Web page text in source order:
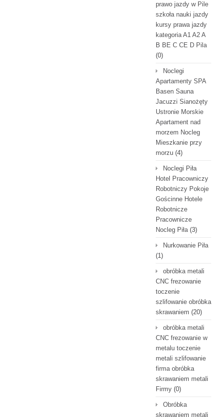
prawo jazdy w Pile
szkoła nauki jazdy
kursy prawa jazdy
kategoria A1 A2 A
B BE C CE D Pila
(0)
Noclegi
Apartamenty SPA
Basen Sauna
Jacuzzi Sianożęty
Ustronie Morskie
Apartament nad
morzem Nocleg
Mieszkanie przy
morzu (4)
Noclegi Piła
Hotel Pracowniczy
Robotniczy Pokoje
Gościnne Hotele
Robotnicze
Pracownicze
Nocleg Piła(3)
Nurkowanie Piła
(1)
obróbka metali
CNC frezowanie
toczenie
szlifowanie obróbka
skrawaniem (20)
obróbka metali
CNC frezowanie w
metalu toczenie
metali szlifowanie
firma obróbka
skrawaniem metali
Firmy (0)
Obróbka
skrawaniem metali